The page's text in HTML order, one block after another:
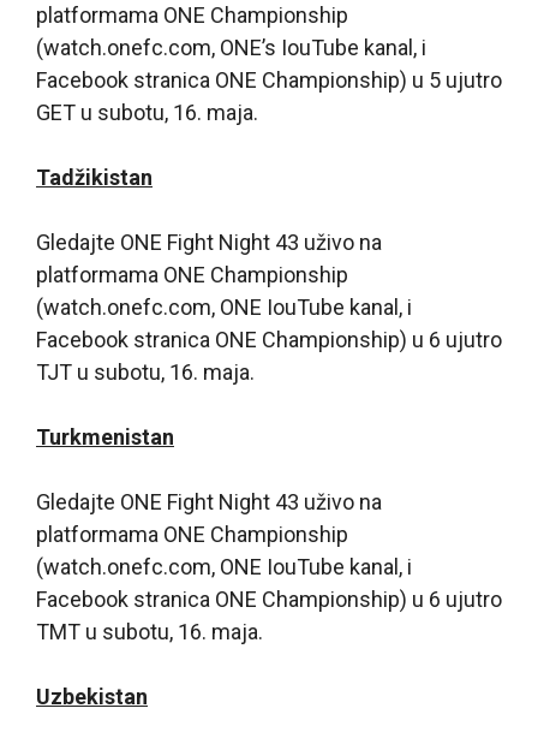
platformama ONE Championship
(watch.onefc.com, ONE’s IouTube kanal, i
Facebook stranica ONE Championship) u 5 ujutro
GET u subotu, 16. maja.
Tadžikistan
Gledajte ONE Fight Night 43 uživo na
platformama ONE Championship
(watch.onefc.com, ONE IouTube kanal, i
Facebook stranica ONE Championship) u 6 ujutro
TJT u subotu, 16. maja.
Turkmenistan
Gledajte ONE Fight Night 43 uživo na
platformama ONE Championship
(watch.onefc.com, ONE IouTube kanal, i
Facebook stranica ONE Championship) u 6 ujutro
TMT u subotu, 16. maja.
Uzbekistan